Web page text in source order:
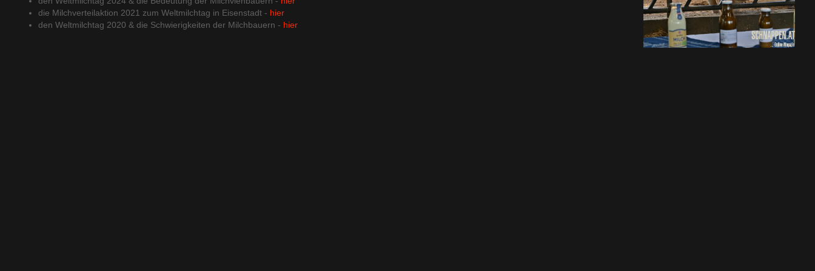
die Milchverteilaktion 2021 zum Weltmilchtag in Eisenstadt - hier
den Weltmilchtag 2020 & die Schwierigkeiten der Milchbauern - hier